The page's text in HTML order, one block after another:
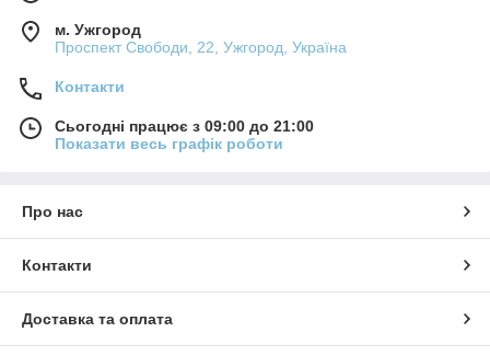
м. Ужгород
Проспект Свободи, 22, Ужгород, Україна
Контакти
Сьогодні працює з 09:00 до 21:00
Показати весь графік роботи
Про нас
Контакти
Доставка та оплата